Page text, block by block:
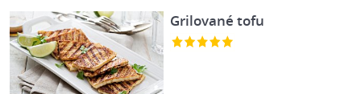
Grilované tofu